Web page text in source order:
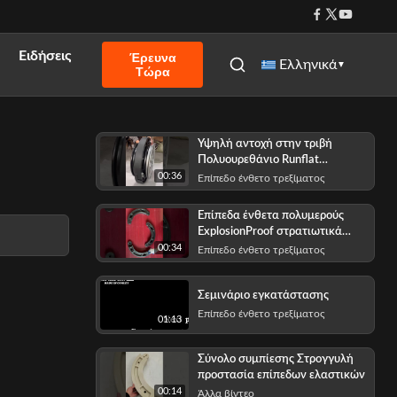
Ειδήσεις
Έρευνα
Τώρα
Ελληνικά ▼
00:36
Υψηλή αντοχή στην τριβή
Πολυουρεθάνιο Runflat
Εισαρτήματα για χαμηλή
συμπίεση σετ
Επίπεδο ένθετο τρεξίματος
00:34
Επίπεδα ένθετα πολυμερούς
ExplosionProof στρατιωτικά
τρεξίματος για το σύστημα
Runflat ταχύπλοων σκαφών
εδάφους
Επίπεδο ένθετο τρεξίματος
01:13
Σεμινάριο εγκατάστασης
Επίπεδο ένθετο τρεξίματος
00:14
Σύνολο συμπίεσης Στρογγυλή
προστασία επίπεδων ελαστικών
Άλλα βίντεο